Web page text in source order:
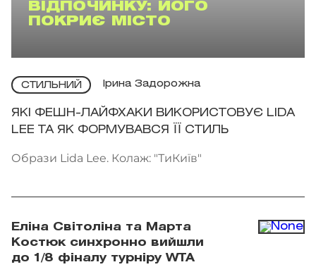
ВІДПОЧИНКУ: ЙОГО
ПОКРИЄ МІСТО
СТИЛЬНИЙ Ірина Задорожна
ЯКІ ФЕШН-ЛАЙФХАКИ ВИКОРИСТОВУЄ LIDA
LEE ТА ЯК ФОРМУВАВСЯ ЇЇ СТИЛЬ
Образи Lida Lee. Колаж: "ТиКиїв"
Еліна Світоліна та Марта
Костюк синхронно вийшли
до 1/8 фіналу турніру WTA